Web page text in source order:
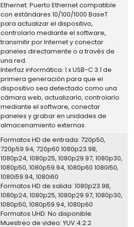
Ethernet: Puerto Ethernet compatible
con estándares 10/100/1000 BaseT
para actualizar el dispositivo,
controlarlo mediante el software,
transmitir por Internet y conectar
paneles directamente o a través de
una red.
Interfaz informática: 1 x USB-C 3.1 de
primera generación para que el
dispositivo sea detectado como una
cámara web, actualizarlo, controlarlo
mediante el software, conectar
paneles y grabar en unidades de
almacenamiento externas.
Formatos HD de entrada: 720p50,
720p59.94, 720p60 1080p23.98,
1080p24, 1080p25, 1080p29.97, 1080p30,
1080p50, 1080p59.94, 1080p60 1080i50,
1080i59.94, 1080i60
Formatos HD de salida: 1080p23.98,
1080p24, 1080p25, 1080p29.97, 1080p30,
1080p50, 1080p59.94, 1080p60
Formatos UHD: No disponible
Muestreo de video: YUV 4:2:2